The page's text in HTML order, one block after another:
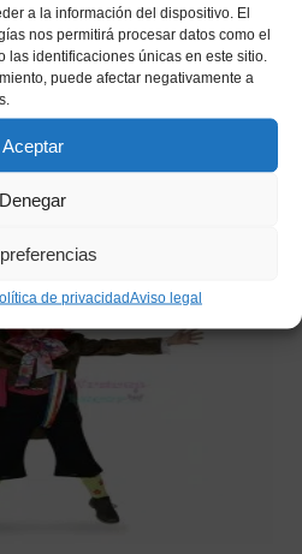
a la información del dispositivo. El
nos permitirá procesar datos como el
las identificaciones únicas en este sitio.
puede afectar negativamente a
Aceptar
Denegar
de privacidadAviso legal
mi lista de deseos